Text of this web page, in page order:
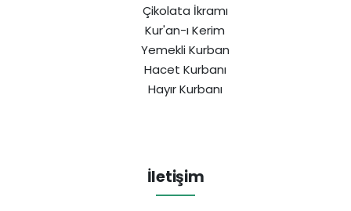
Çikolata İkramı
Kur'an-ı Kerim
Yemekli Kurban
Hacet Kurbanı
Hayır Kurbanı
İletişim